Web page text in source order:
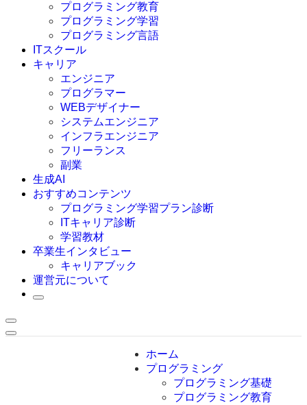
プログラミング教育
プログラミング学習
プログラミング言語
C言語
C#
VBA
Go言語
Kotlin
Java
JavaScript
Swift
Ruby
その他言語
ITスクール
キャリア
エンジニア
プログラマー
WEBデザイナー
システムエンジニア
インフラエンジニア
フリーランス
副業
生成AI
おすすめコンテンツ
プログラミング学習プラン診断
ITキャリア診断
学習教材
卒業生インタビュー
キャリアブック
運営元について
ホーム
プログラミング
プログラミング基礎
プログラミング教育